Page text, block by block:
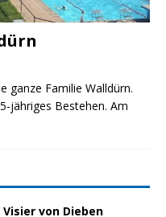
ganze Familie Walldürn.
jähriges Bestehen. Am
von Dieben